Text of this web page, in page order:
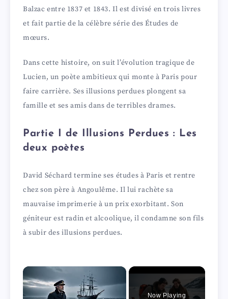
Balzac entre 1837 et 1843. Il est divisé en trois livres
et fait partie de la célèbre série des Études de
mœurs.
Dans cette histoire, on suit l’évolution tragique de
Lucien, un poète ambitieux qui monte à Paris pour
faire carrière. Ses illusions perdues plongent sa
famille et ses amis dans de terribles drames.
Partie I de Illusions Perdues : Les
deux poètes
David Séchard termine ses études à Paris et rentre
chez son père à Angoulême. Il lui rachète sa
mauvaise imprimerie à un prix exorbitant. Son
géniteur est radin et alcoolique, il condamne son fils
à subir des illusions perdues.
×
Now Playing